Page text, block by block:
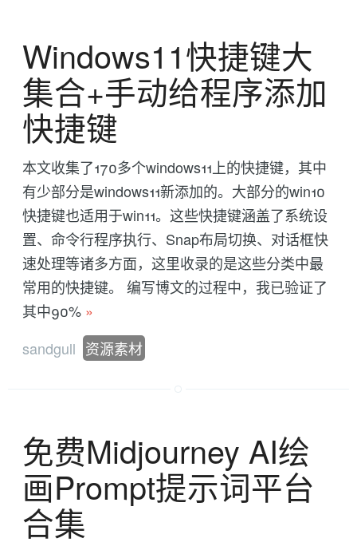
Windows11快捷键大
集合+手动给程序添加
快捷键
本文收集了170多个windows11上的快捷键，其中
有少部分是windows11新添加的。大部分的win10
快捷键也适用于win11。这些快捷键涵盖了系统设
置、命令行程序执行、Snap布局切换、对话框快
速处理等诸多方面，这里收录的是这些分类中最
常用的快捷键。 编写博文的过程中，我已验证了
其中90% »
sandgull 资源素材
免费Midjourney AI绘
画Prompt提示词平台
合集